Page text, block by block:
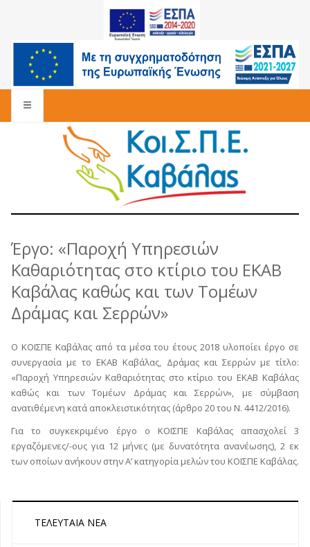
Έργο: «Παροχή Υπηρεσιών
Καθαριότητας στο κτίριο του ΕΚΑΒ
Καβάλας καθώς και των Τομέων
Δράμας και Σερρών»
Ο ΚΟΙΣΠΕ Καβάλας από τα μέσα του έτους 2018 υλοποίει έργο σε
συνεργασία με το ΕΚΑΒ Καβάλας, Δράμας και Σερρών με τίτλο:
«Παροχή Υπηρεσιών Καθαριότητας στο κτίριο του ΕΚΑΒ Καβάλας
καθώς και των Τομέων Δράμας και Σερρών», με σύμβαση
ανατιθέμενη κατά αποκλειστικότητας (άρθρο 20 του Ν. 4412/2016).
Για το συγκεκριμένο έργο ο ΚΟΙΣΠΕ Καβάλας απασχολεί 3
εργαζόμενες/-ους για 12 μήνες (με δυνατότητα ανανέωσης), 2 εκ
των οποίων ανήκουν στην Α’ κατηγορία μελών του ΚΟΙΣΠΕ Καβάλας.
ΤΕΛΕΥΤΑΊΑ ΝΈΑ